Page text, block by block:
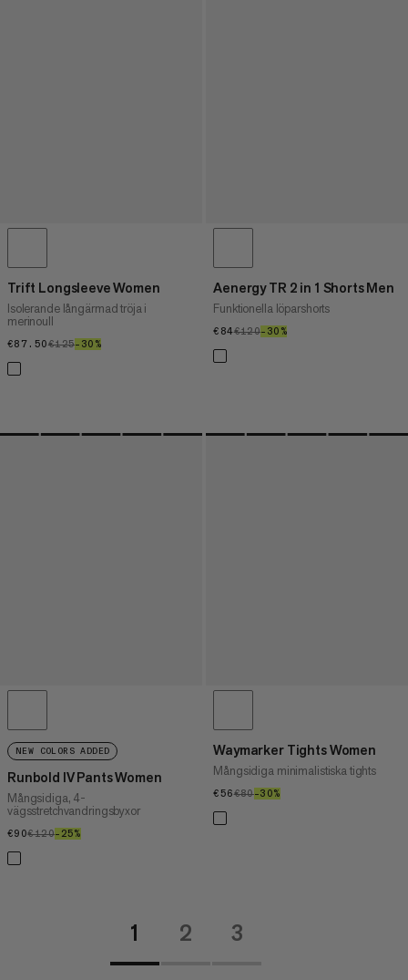
Trift Longsleeve Women
Isolerande långärmad tröja i
merinoull
€87.50€87.50
€125€125
–30%
Aenergy TR 2 in 1 Shorts Men
Funktionella löparshorts
€84€84
€120€120
–30%
NEW COLORS ADDED
Runbold IV Pants Women
Mångsidiga, 4-
vägsstretchvandringsbyxor
€90€90
€120€120
–25%
Waymarker Tights Women
Mångsidiga minimalistiska tights
€56€56
€80€80
–30%
1 2 3